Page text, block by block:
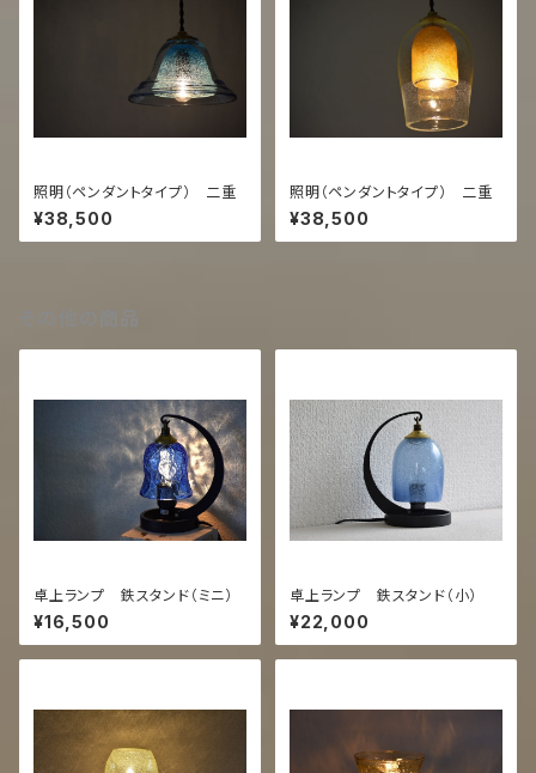
照明（ペンダントタイプ） 二重
¥38,500
照明（ペンダントタイプ） 二重
¥38,500
卓上ランプ 鉄スタンド（ミニ）
¥16,500
卓上ランプ 鉄スタンド（小）
¥22,000